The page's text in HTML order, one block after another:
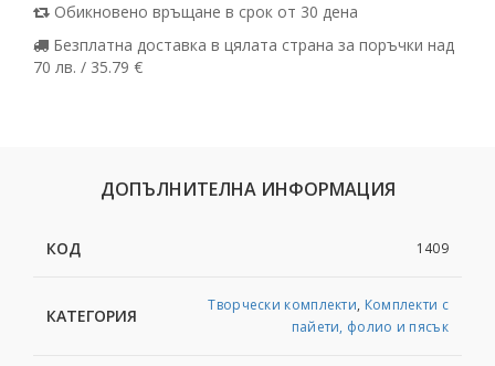
Обикновено връщане в срок от 30 дена
Безплатна доставка в цялата страна за поръчки над
70 лв. / 35.79 €
ДОПЪЛНИТЕЛНА ИНФОРМАЦИЯ
КОД 1409
КАТЕГОРИЯ
Творчески комплекти, Комплекти с
пайети, фолио и пясък